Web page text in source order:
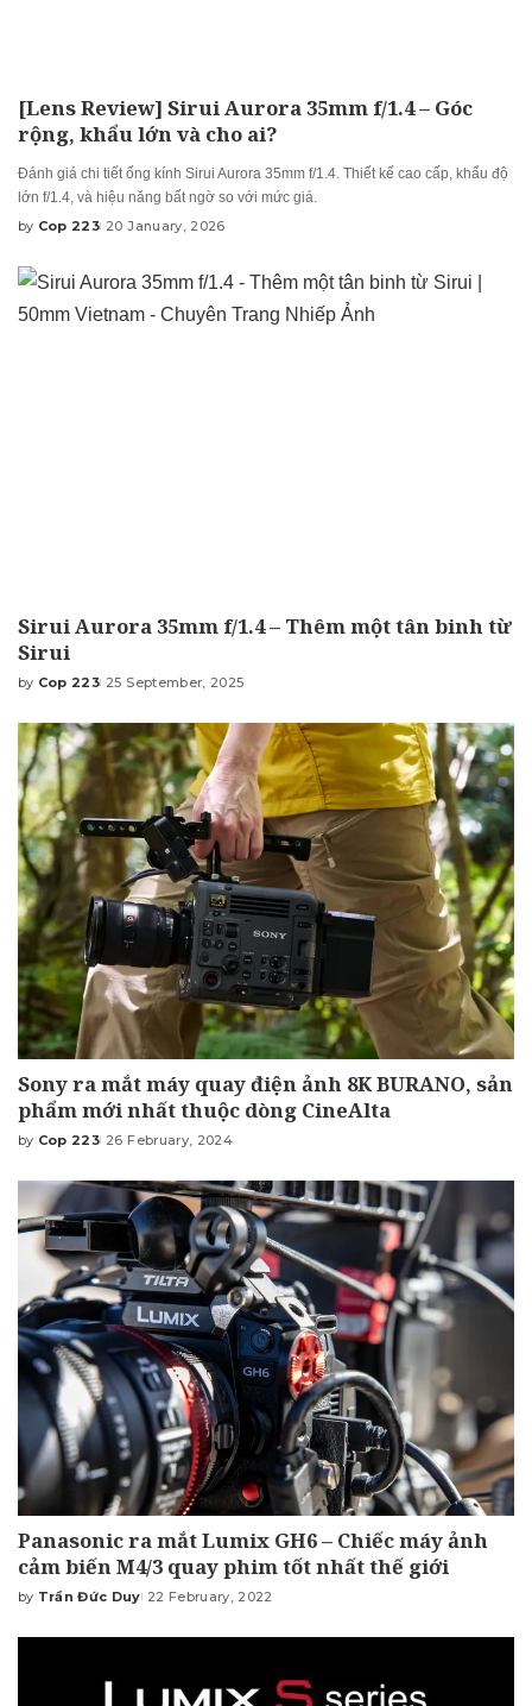
[Lens Review] Sirui Aurora 35mm f/1.4 – Góc
rộng, khẩu lớn và cho ai?
Đánh giá chi tiết ống kính Sirui Aurora 35mm f/1.4. Thiết kế cao cấp, khẩu độ
lớn f/1.4, và hiệu năng bất ngờ so với mức giá.
Posted
by Cop 223 20 January, 2026
Sirui Aurora 35mm f/1.4 – Thêm một tân binh từ
Sirui
Posted
by Cop 223 25 September, 2025
Sony ra mắt máy quay điện ảnh 8K BURANO, sản
phẩm mới nhất thuộc dòng CineAlta
Posted
by Cop 223 26 February, 2024
Panasonic ra mắt Lumix GH6 – Chiếc máy ảnh
cảm biến M4/3 quay phim tốt nhất thế giới
Posted
by Trần Đức Duy 22 February, 2022